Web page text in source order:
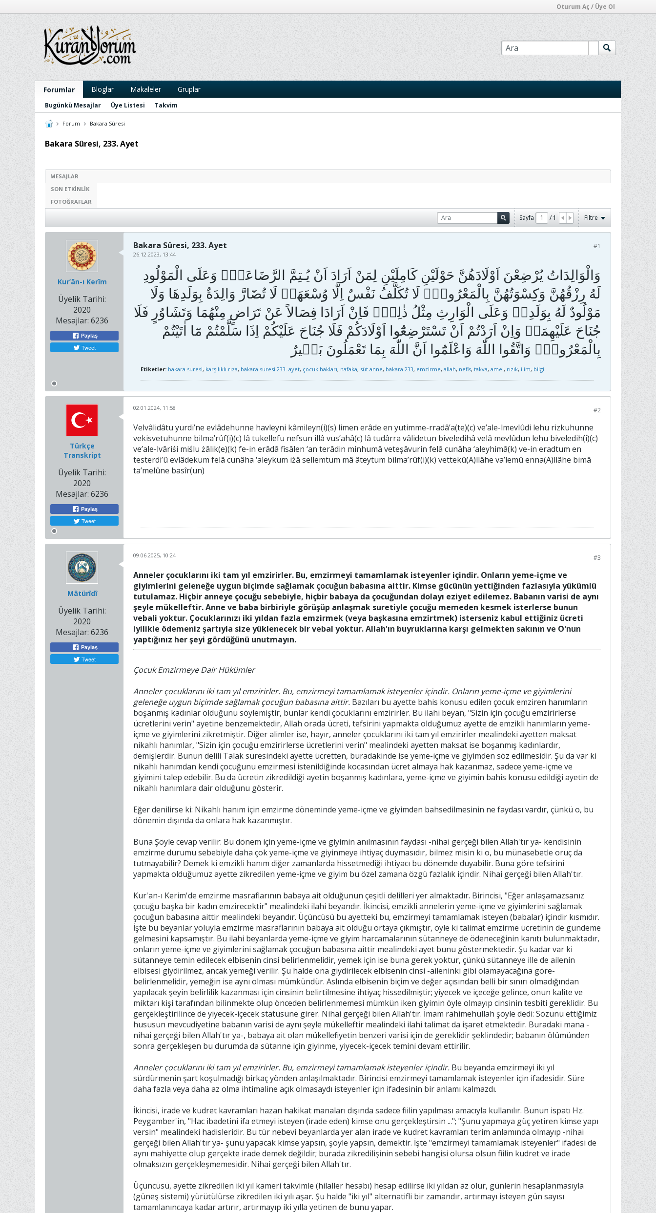
Oturum Aç / Üye Ol
Forumlar Bloglar Makaleler Gruplar
Bugünkü Mesajlar Üye Listesi Takvim
Forum Bakara Sûresi
Bakara Sûresi, 233. Ayet
MESAJLAR
SON ETKINLIK
FOTOĞRAFLAR
Sayfa /1 Filtre
Kur’ân-ı Kerîm
Üyelik Tarihi:
2020
Mesajlar: 6236
Paylaş
Tweet
#1
Bakara Sûresi, 233. Ayet
26.12.2023, 13:44
وَالْوَالِدَاتُ يُرْضِعْنَ اَوْلَادَهُنَّ حَوْلَيْنِ كَامِلَيْنِ لِمَنْ اَرَادَ اَنْ يُـتِمَّ الرَّضَاعَةَۜ وَعَلَى الْمَوْلُودِ
لَهُ رِزْقُهُنَّ وَكِسْوَتُهُنَّ بِالْمَعْرُوفِۜ لَا تُكَلَّفُ نَفْسٌ اِلَّا وُسْعَهَاۚ لَا تُضَٓارَّ وَالِدَةٌ بِوَلَدِهَا وَلَا
مَوْلُودٌ لَهُ بِوَلَدِه۪ وَعَلَى الْوَارِثِ مِثْلُ ذٰلِكَۚ فَاِنْ اَرَادَا فِصَالاً عَنْ تَرَاضٍ مِنْهُمَا وَتَشَاوُرٍ فَلَا
جُنَاحَ عَلَيْهِمَاۜ وَاِنْ اَرَدْتُمْ اَنْ تَسْتَرْضِعُٓوا اَوْلَادَكُمْ فَلَا جُنَاحَ عَلَيْكُمْ اِذَا سَلَّمْتُمْ مَٓا اٰتَيْتُمْ
Etiketler: bakara suresi, karşılıklı rıza, bakara suresi 233. ayet, çocuk hakları, nafaka, süt anne, bakara 233, emzirme, allah, nefis, takva, amel, rızık, ilim, bilgi
Türkçe
Transkript
Üyelik Tarihi:
2020
Mesajlar: 6236
Paylaş
Tweet
#2
02.01.2024, 11:58
Velvâlidâtu yurdi’ne evlâdehunne havleyni kâmileyn(i)(s) limen erâde en yutimme-rradâ’a(te)(c) ve’ale-lmevlûdi lehu rizkuhunne
vekisvetuhunne bilma’rûf(i)(c) lâ tukellefu nefsun illâ vus’ahâ(c) lâ tudârra vâlidetun biveledihâ velâ mevlûdun lehu biveledih(i)(c)
ve’ale-lvâriśi miślu żâlik(e)(k) fe-in erâdâ fisâlen ‘an terâdin minhumâ veteşâvurin felâ cunâha ‘aleyhimâ(k) ve-in eradtum en
testerdi’û evlâdekum felâ cunâha ‘aleykum iżâ sellemtum mâ âteytum bilma’rûf(i)(k) vettekû(A)llâhe va’lemû enna(A)llâhe bimâ
ta’melûne basîr(un)
Mâtürîdî
Üyelik Tarihi:
2020
Mesajlar: 6236
Paylaş
Tweet
#3
09.06.2025, 10:24
Anneler çocuklarını iki tam yıl emzirirler. Bu, emzirmeyi tamamlamak isteyenler içindir. Onların yeme-içme ve
giyimlerini geleneğe uygun biçimde sağlamak çocuğun babasına aittir. Kimse gücünün yettiğinden fazlasıyla yükümlü
tutulamaz. Hiçbir anneye çocuğu sebebiyle, hiçbir babaya da çocuğundan dolayı eziyet edilemez. Babanın varisi de aynı
şeyle mükelleftir. Anne ve baba birbiriyle görüşüp anlaşmak suretiyle çocuğu memeden kesmek isterlerse bunun
vebali yoktur. Çocuklarınızı iki yıldan fazla emzirmek (veya başkasına emzirtmek) isterseniz kabul ettiğiniz ücreti
iyilikle ödemeniz şartıyla size yüklenecek bir vebal yoktur. Allah'ın buyruklarına karşı gelmekten sakının ve O'nun
yaptığınız her şeyi gördüğünü unutmayın.
Çocuk Emzirmeye Dair Hükümler
Anneler çocuklarını iki tam yıl emzirirler. Bu, emzirmeyi tamamlamak isteyenler içindir. Onların yeme-içme ve giyimlerini
geleneğe uygun biçimde sağlamak çocuğun babasına aittir. Bazıları bu ayette bahis konusu edilen çocuk emziren hanımların
boşanmış kadınlar olduğunu söylemiştir, bunlar kendi çocuklarını emzirirler. Bu ilahi beyan, "Sizin için çocuğu emzirirlerse
ücretlerini verin" ayetine benzemektedir, Allah orada ücreti, tefsirini yapmakta olduğumuz ayette de emzikli hanımların yeme-
içme ve giyimlerini zikretmiştir. Diğer alimler ise, hayır, anneler çocuklarını iki tam yıl emzirirler mealindeki ayetten maksat
nikahlı hanımlar, "Sizin için çocuğu emzirirlerse ücretlerini verin" mealindeki ayetten maksat ise boşanmış kadınlardır,
demişlerdir. Bunun delili Talak suresindeki ayette ücretten, buradakinde ise yeme-içme ve giyimden söz edilmesidir. Şu da var ki
nikahlı hanımdan kendi çocuğunu emzirmesi istenildiğinde kocasından ücret almaya hak kazanmaz, sadece yeme-içme ve
giyimini talep edebilir. Bu da ücretin zikredildiği ayetin boşanmış kadınlara, yeme-içme ve giyimin bahis konusu edildiği ayetin de
nikahlı hanımlara dair olduğunu gösterir.
Eğer denilirse ki: Nikahlı hanım için emzirme döneminde yeme-içme ve giyimden bahsedilmesinin ne faydası vardır, çünkü o, bu
dönemin dışında da onlara hak kazanmıştır.
Buna Şöyle cevap verilir: Bu dönem için yeme-içme ve giyimin anılmasının faydası -nihai gerçeği bilen Allah'tır ya- kendisinin
emzirme durumu sebebiyle daha çok yeme-içme ve giyinmeye ihtiyaç duymasıdır, bilmez misin ki o, bu münasebetle oruç da
tutmayabilir? Demek ki emzikli hanım diğer zamanlarda hissetmediği ihtiyacı bu dönemde duyabilir. Buna göre tefsirini
yapmakta olduğumuz ayette zikredilen yeme-içme ve giyim bu özel zamana özgü fazlalık içindir. Nihai gerçeği bilen Allah'tır.
Kur'an-ı Kerim'de emzirme masraflarının babaya ait olduğunun çeşitli delilleri yer almaktadır. Birincisi, "Eğer anlaşamazsanız
çocuğu başka bir kadın emzirecektir" mealindeki ilahi beyandır. İkincisi, emzikli annelerin yeme-içme ve giyimlerini sağlamak
çocuğun babasına aittir mealindeki beyandır. Üçüncüsü bu ayetteki bu, emzirmeyi tamamlamak isteyen (babalar) içindir kısmıdır.
İşte bu beyanlar yoluyla emzirme masraflarının babaya ait olduğu ortaya çıkmıştır, öyle ki talimat emzirme ücretinin de gündeme
gelmesini kapsamıştır. Bu ilahi beyanlarda yeme-içme ve giyim harcamalarının sütanneye de ödeneceğinin kanıtı bulunmaktadır,
onların yeme-içme ve giyimlerini sağlamak çocuğun babasına aittir mealindeki ayet bunu göstermektedir. Şu kadar var ki
sütanneye temin edilecek elbisenin cinsi belirlenmelidir, yemek için ise buna gerek yoktur, çünkü sütanneye ille de ailenin
elbisesi giydirilmez, ancak yemeği verilir. Şu halde ona giydirilecek elbisenin cinsi -aileninki gibi olamayacağına göre-
belirlenmelidir, yemeğin ise aynı olması mümkündür. Aslında elbisenin biçim ve değer açısından belli bir sınırı olmadığından
yapılacak şeyin belirlilik kazanması için cinsinin belirtilmesine ihtiyaç hissedilmiştir; yiyecek ve içeceğe gelince, onun kalite ve
miktarı kişi tarafından bilinmekte olup önceden belirlenmemesi mümkün iken giyimin öyle olmayıp cinsinin tesbiti gereklidir. Bu
gerçekleştirilince de yiyecek-içecek statüsüne girer. Nihai gerçeği bilen Allah'tır. İmam rahimehullah şöyle dedi: Sözünü ettiğimiz
hususun mevcudiyetine babanın varisi de aynı şeyle mükelleftir mealindeki ilahi talimat da işaret etmektedir. Buradaki mana -
nihai gerçeği bilen Allah'tır ya-, babaya ait olan mükellefiyetin benzeri varisi için de gereklidir şeklindedir; babanın ölümünden
sonra gerçekleşen bu durumda da sütanne için giyinme, yiyecek-içecek temini devam ettirilir.
Anneler çocuklarını iki tam yıl emzirirler. Bu, emzirmeyi tamamlamak isteyenler içindir. Bu beyanda emzirmeyi iki yıl
sürdürmenin şart koşulmadığı birkaç yönden anlaşılmaktadır. Birincisi emzirmeyi tamamlamak isteyenler için ifadesidir. Süre
daha fazla veya daha az olma ihtimaline açık olmasaydı isteyenler için ifadesinin bir anlamı kalmazdı.
İkincisi, irade ve kudret kavramları hazan hakikat manaları dışında sadece fiilin yapılması amacıyla kullanılır. Bunun ispatı Hz.
Peygamber'in, "Hac ibadetini ifa etmeyi isteyen (irade eden) kimse onu gerçekleştirsin ..."; "Şunu yapmaya güç yetiren kimse yapı
versin" mealindeki hadisleridir. Bu tür nebevi beyanlarda yer alan irade ve kudret kavramları terim anlamında olmayıp -nihai
gerçeği bilen Allah'tır ya- şunu yapacak kimse yapsın, şöyle yapsın, demektir. İşte "emzirmeyi tamamlamak isteyenler" ifadesi de
aynı mahiyette olup gerçekte irade demek değildir; burada zikredilişinin sebebi hangisi olursa olsun fiilin kudret ve irade
olmaksızın gerçekleşmemesidir. Nihai gerçeği bilen Allah'tır.
Üçüncüsü, ayette zikredilen iki yıl kameri takvimle (hilaller hesabı) hesap edilirse iki yıldan az olur, günlerin hesaplanmasıyla
(güneş sistemi) yürütülürse zikredilen iki yılı aşar. Şu halde "iki yıl" alternatifli bir zamandır, artırmayı isteyen gün sayısı
tamamlanıncaya kadar artırır, artırmayıp iki yılla yetinen de bunu yapar.